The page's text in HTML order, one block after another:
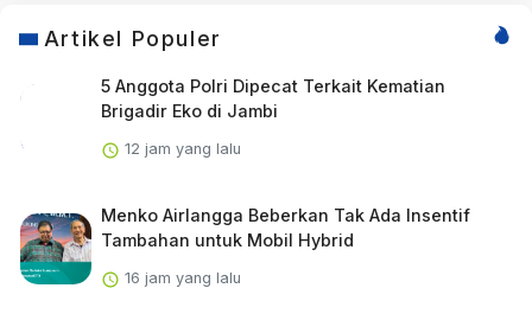
Artikel Populer
5 Anggota Polri Dipecat Terkait Kematian
Brigadir Eko di Jambi
12 jam yang lalu
Menko Airlangga Beberkan Tak Ada Insentif
Tambahan untuk Mobil Hybrid
16 jam yang lalu